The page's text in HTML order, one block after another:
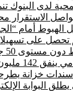
البنوك تنمو بـ 8 % فى
محلياً .. وعيار 21
الهبوط أمام
تسهيلات ائتمانية
جنيها في عدد من البنوك
رأس المال في تطوير فروعه
البوابة